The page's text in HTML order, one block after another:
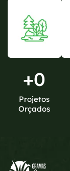
+0
Projetos
Orçados